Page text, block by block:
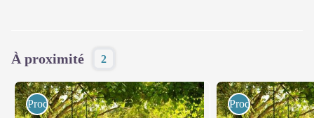
À proximité 2
Produits du terroir Produits du terroir